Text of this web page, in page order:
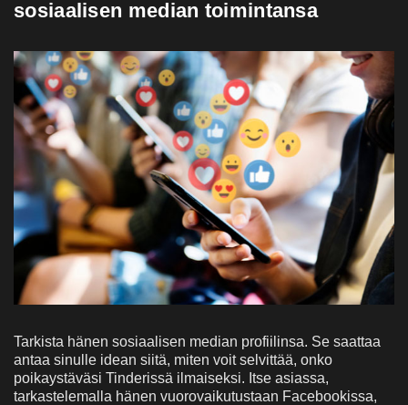
sosiaalisen median toimintansa
Tarkista hänen sosiaalisen median profiilinsa. Se saattaa
antaa sinulle idean siitä, miten voit selvittää, onko
poikaystäväsi Tinderissä ilmaiseksi. Itse asiassa,
tarkastelemalla hänen vuorovaikutustaan Facebookissa,